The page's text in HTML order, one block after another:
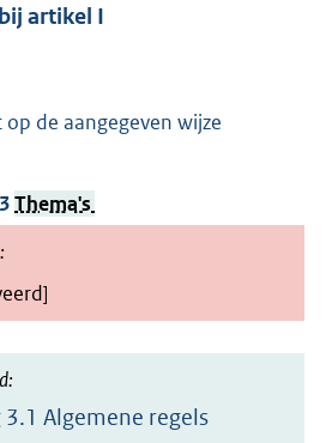
artikel I
de aangegeven wijze
3Thema's
3.1 Algemene regels